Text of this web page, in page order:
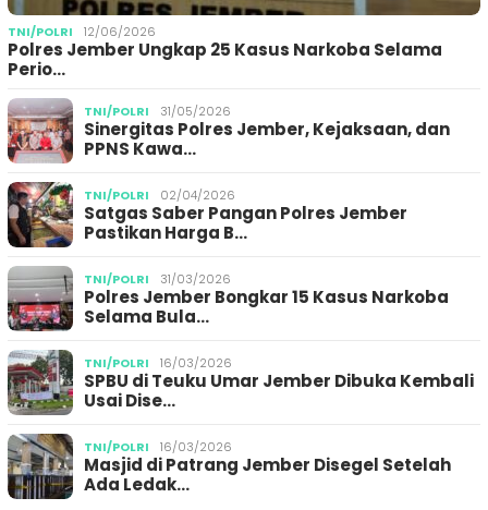
TNI/POLRI 12/06/2026
Polres Jember Ungkap 25 Kasus Narkoba Selama
Perio…
TNI/POLRI 31/05/2026
Sinergitas Polres Jember, Kejaksaan, dan
PPNS Kawa…
TNI/POLRI 02/04/2026
Satgas Saber Pangan Polres Jember
Pastikan Harga B…
TNI/POLRI 31/03/2026
Polres Jember Bongkar 15 Kasus Narkoba
Selama Bula…
TNI/POLRI 16/03/2026
SPBU di Teuku Umar Jember Dibuka Kembali
Usai Dise…
TNI/POLRI 16/03/2026
Masjid di Patrang Jember Disegel Setelah
Ada Ledak…